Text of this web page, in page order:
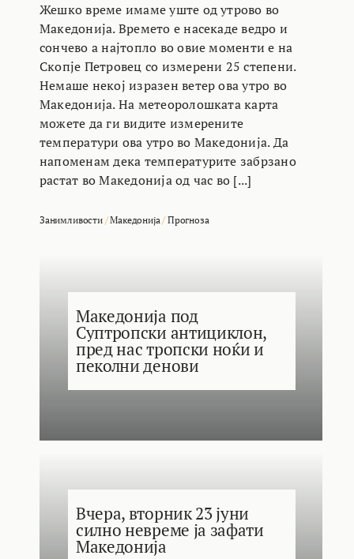
Жешко време имаме уште од утрово во
Македонија. Времето е насекаде ведро и
сончево а најтопло во овие моменти е на
Скопје Петровец со измерени 25 степени.
Немаше некој изразен ветер ова утро во
Македонија. На метеоролошката карта
можете да ги видите измерените
температури ова утро во Македонија. Да
напоменам дека температурите забрзано
растат во Македонија од час во [...]
Занимливости/Македонија/Прогноза
Македонија под
Суптропски антициклон,
пред нас тропски ноќи и
пеколни денови
Вчера, вторник 23 јуни
силно невреме ја зафати
Македонија